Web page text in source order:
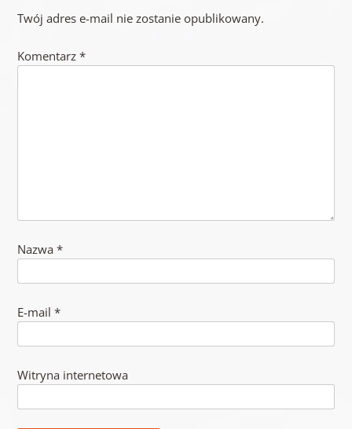
Twój adres e-mail nie zostanie opublikowany.
Komentarz *
Nazwa *
E-mail *
Witryna internetowa